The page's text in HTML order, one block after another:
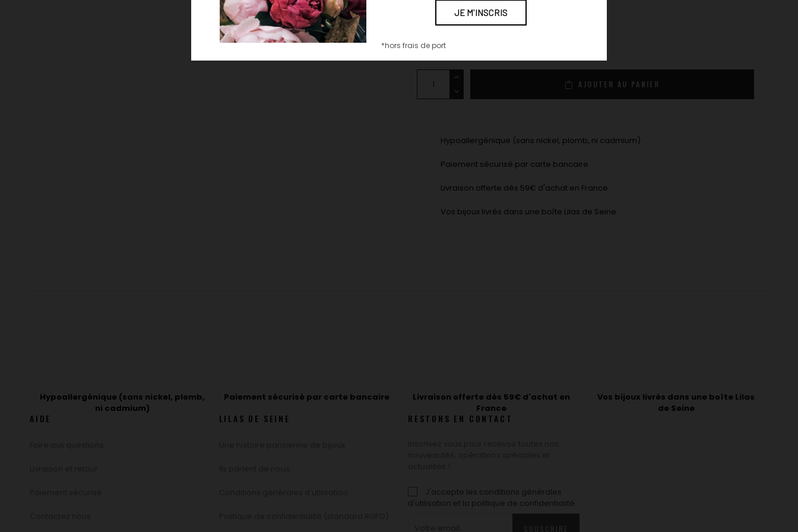
COULEUR : NATUREL/BEIGE
AJOUTER AU PANIER
Hypoallergénique (sans nickel, plomb, ni cadmium)
Paiement sécurisé par carte bancaire
Livraison offerte dès 59€ d'achat en France
Vos bijoux livrés dans une boîte Lilas de Seine
Hypoallergénique (sans nickel, plomb,
ni cadmium)
Paiement sécurisé par carte bancaire
Livraison offerte dès 59€ d'achat en
France
Vos bijoux livrés dans une boîte Lilas
de Seine
AIDE LILAS DE SEINE RESTONS EN CONTACT
J'accepte les conditions générales
d'utilisation et la politique de confidentialité
SOUSCRIRE
*hors frais de port